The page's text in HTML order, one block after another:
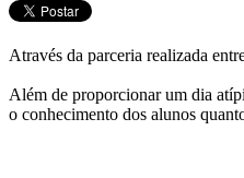
Através da parceria realizada
Além de proporcionar um dia
o conhecimento dos alunos